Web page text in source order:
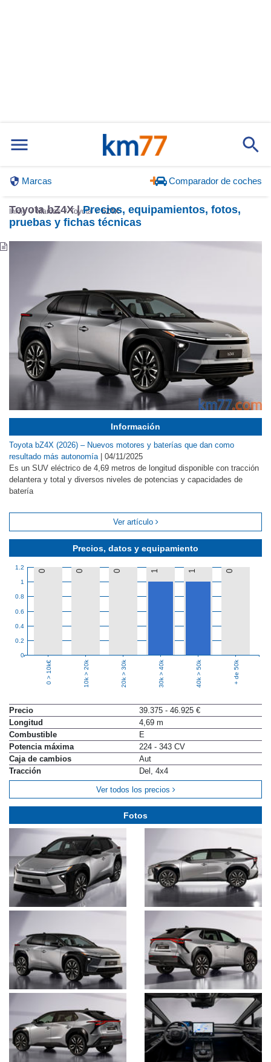
Marcas Comparador de coches
Inicio Marcas Toyota bZ4X
Toyota bZ4X |Precios, equipamientos, fotos,
pruebas y fichas técnicas
Precios, datos y equipamiento
0
0.2
0.4
0.6
0.8
1
1.2
0 0 0 1 1 0
0 > 10k€ 10k > 20k 20k > 30k 30k > 40k 40k > 50k + de 50k
Precio
39.375 - 46.925 €
Longitud
4,69 m
Combustible
E
Potencia máxima
224 - 343 CV
Caja de cambios
Aut
Tracción
Del, 4x4
Ver todos los precios
Información
Toyota bZ4X (2026) – Nuevos motores y baterías que dan como
resultado más autonomía
04/11/2025
Es un SUV eléctrico de 4,69 metros de longitud disponible con tracción
delantera y total y diversos niveles de potencias y capacidades de
batería
Ver artículo
Fotos